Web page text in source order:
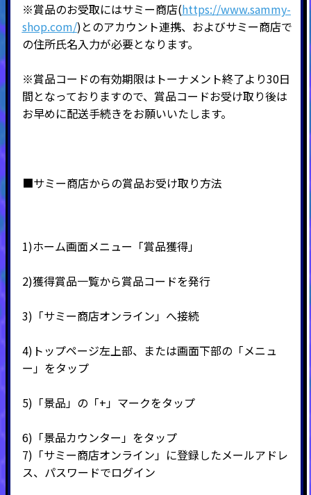
※賞品のお受取にはサミー商店(https://www.sammy-
shop.com/)とのアカウント連携、およびサミー商店で
の住所氏名入力が必要となります。
※賞品コードの有効期限はトーナメント終了より30日
間となっておりますので、賞品コードお受け取り後は
お早めに配送手続きをお願いいたします。
■サミー商店からの賞品お受け取り方法
1)ホーム画面メニュー「賞品獲得」
2)獲得賞品一覧から賞品コードを発行
3) 「サミー商店オンライン」へ接続
4) トップページ左上部、または画面下部の「メニュ
ー」をタップ
5) 「景品」の「+」マークをタップ
6) 「景品カウンター」をタップ
7) 「サミー商店オンライン」に登録したメールアドレ
ス、パスワードでログイン